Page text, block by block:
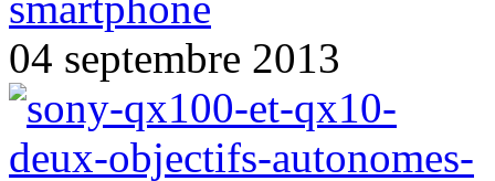
04 septembre 2013